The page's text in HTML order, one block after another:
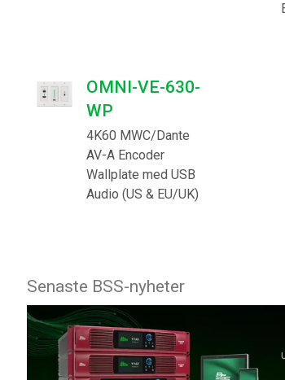
OMNI-VE-630-
WP
4K60 MWC/Dante
AV-A Encoder
Wallplate med USB
Audio (US & EU/UK)
Senaste BSS-nyheter